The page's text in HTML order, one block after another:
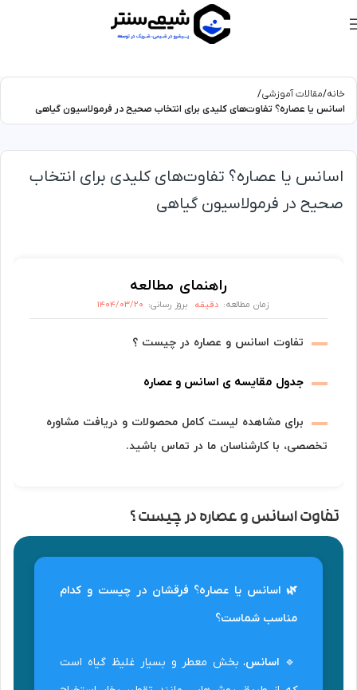
خانه مقالات آموزشی
اسانس یا عصاره؟ تفاوت‌های کلیدی برای انتخاب صحیح در فرمولاسیون گیاهی
اسانس یا عصاره؟ تفاوت‌های کلیدی برای انتخاب
صحیح در فرمولاسیون گیاهی
راهنمای مطالعه
زمان مطالعه: دقیقه بروز رسانی: ۱۴۰۴/۰۳/۲۰
تفاوت اسانس و عصاره در چیست ؟
جدول مقایسه ی اسانس و عصاره
برای مشاهده لیست کامل محصولات و دریافت مشاوره
تخصصی، با کارشناسان ما در تماس باشید.
تفاوت اسانس و عصاره در چیست ؟
🌿 اسانس یا عصاره؟ فرقشان در چیست و کدام
مناسب شماست؟
🔹 اسانس، بخش معطر و بسیار غلیظ گیاه است